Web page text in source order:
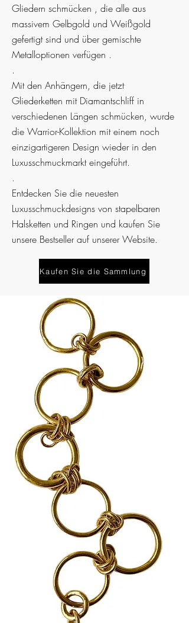
Gliedern schmücken , die alle aus
massivem Gelbgold und Weißgold
gefertigt sind und über gemischte
Metalloptionen verfügen .
.
Mit den Anhängern, die jetzt
Gliederketten mit Diamantschliff in
verschiedenen Längen schmücken, wurde
die Warrior-Kollektion mit einem noch
einzigartigeren Design wieder in den
Luxusschmuckmarkt eingeführt.
.
Entdecken Sie die neuesten
Luxusschmuckdesigns von stapelbaren
Halsketten und Ringen und kaufen Sie
unsere Bestseller auf unserer Website.
Kaufen Sie die Sammlung